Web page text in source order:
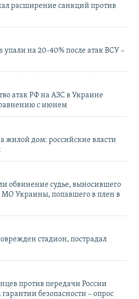
расширение санкций против
на 20-40% после атак ВСУ –
атак РФ на АЗС в Украине
с июнем
жилой дом: российские власти
обвинение судье, выносившего
МО Украины, попавшего в плен в
стадион, пострадал
против передачи России
безопасности – опрос